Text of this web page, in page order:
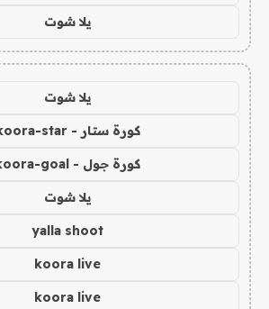
يلا شوت
يلا شوت
كورة ستار - koora-star
كورة جول - koora-goal
يلا شوت
yalla shoot
koora live
koora live